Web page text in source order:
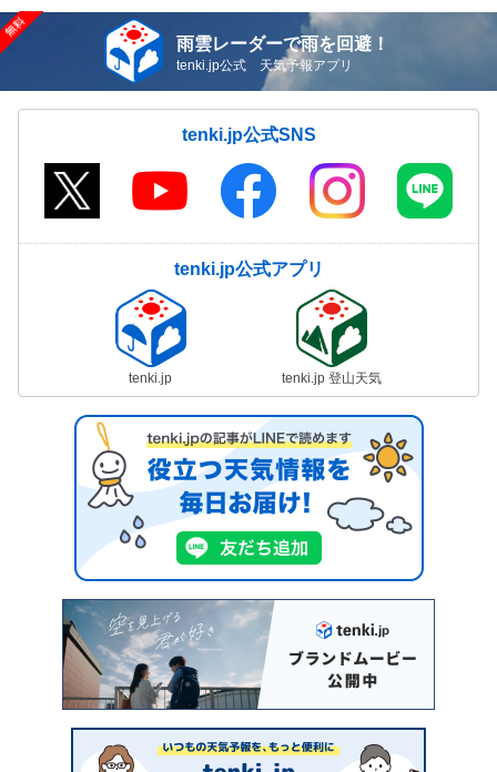
雨雲レーダーで雨を回避！
tenki.jp公式 天気予報アプリ
tenki.jp公式SNS
tenki.jp公式アプリ
tenki.jp tenki.jp 登山天気